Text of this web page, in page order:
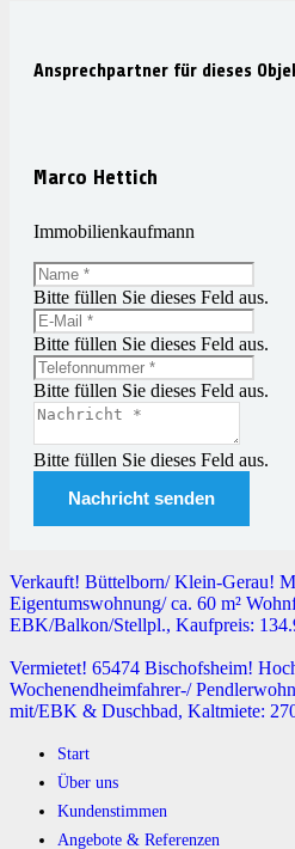
Ansprechpartner für dieses
Marco Hettich
Immobilienkaufmann
Bitte füllen Sie dieses Feld aus.
Bitte füllen Sie dieses Feld aus.
Bitte füllen Sie dieses Feld aus.
Bitte füllen Sie dieses Feld aus.
Nachricht senden
Verkauft! Büttelborn/ Klein-Gerau!
Eigentumswohnung/ ca. 60 m²
EBK/Balkon/Stellpl., Kaufpreis:
Vermietet! 65474 Bischofsheim!
Wochenendheimfahrer-/
mit/EBK & Duschbad, Kaltmiete:
Start
Über uns
Kundenstimmen
Angebote & Referenzen